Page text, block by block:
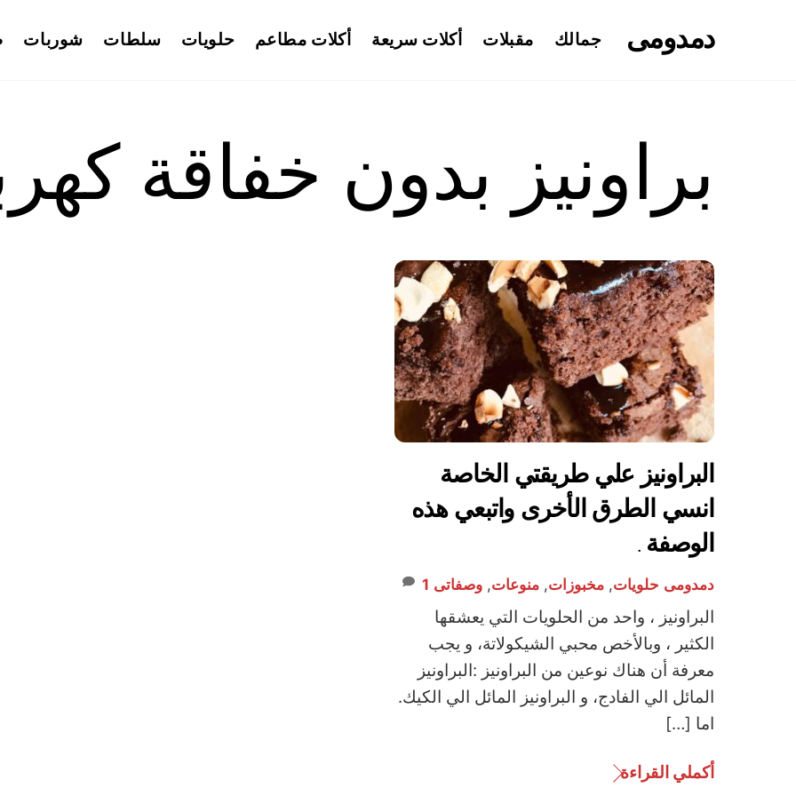
دمدومى جمالك مقبلات أكلات سريعة أكلات مطاعم حلويات سلطات شوربات
براونيز بدون خفاقة
البراونيز علي طريقتي الخاصة
انسي الطرق الأخرى واتبعي هذه
الوصفة .
دمدومى حلويات, مخبوزات, منوعات, وصفاتى 1
البراونيز ، واحد من الحلويات التي يعشقها
الكثير ، وبالأخص محبي الشيكولاتة، و يجب
معرفة أن هناك نوعين من البراونيز :البراونيز
المائل الي الفادج، و البراونيز المائل الي الكيك.
اما […]
أكملي القراءة